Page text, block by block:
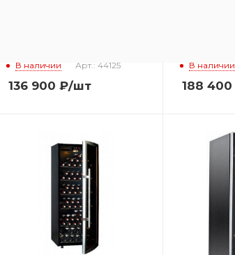
В наличии Арт.: 44125
136 900 ₽/шт
В наличии
188 400